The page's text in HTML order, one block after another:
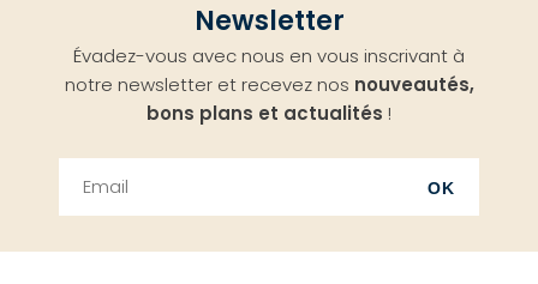
Newsletter
Évadez-vous avec nous en vous inscrivant à
notre newsletter et recevez nos nouveautés,
bons plans et actualités !
OK